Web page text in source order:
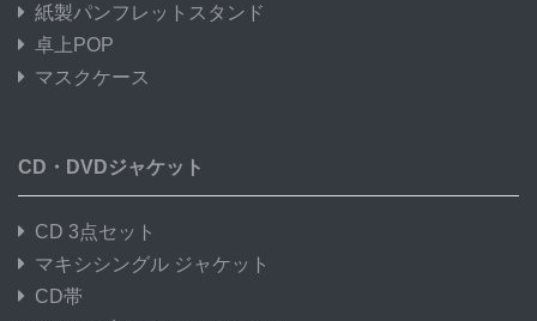
紙製パンフレットスタンド
卓上POP
マスクケース
CD・DVDジャケット
CD 3点セット
マキシシングル ジャケット
CD帯